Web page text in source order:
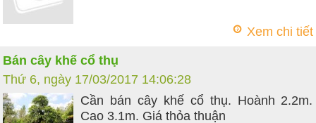
Xem chi tiết
Bán cây khế cổ thụ
Thứ 6, ngày 17/03/2017 14:06:28
Cần bán cây khế cổ thụ. Hoành 2.2m.
Cao 3.1m. Giá thỏa thuận